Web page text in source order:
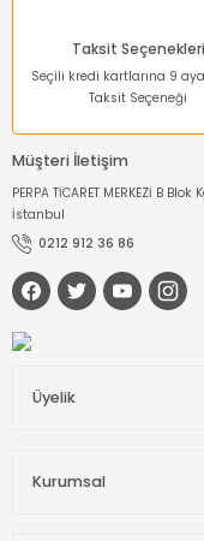
Taksit Seçenekleri
Seçili kredi kartlarına 9
Taksit Seçeneği
Müşteri İletişim
PERPA TİCARET MERKEZİ B
İstanbul
0212 912 36 86
Üyelik
Kurumsal